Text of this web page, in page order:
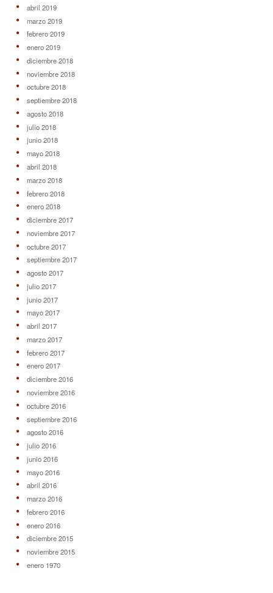
abril 2019
marzo 2019
febrero 2019
enero 2019
diciembre 2018
noviembre 2018
octubre 2018
septiembre 2018
agosto 2018
julio 2018
junio 2018
mayo 2018
abril 2018
marzo 2018
febrero 2018
enero 2018
diciembre 2017
noviembre 2017
octubre 2017
septiembre 2017
agosto 2017
julio 2017
junio 2017
mayo 2017
abril 2017
marzo 2017
febrero 2017
enero 2017
diciembre 2016
noviembre 2016
octubre 2016
septiembre 2016
agosto 2016
julio 2016
junio 2016
mayo 2016
abril 2016
marzo 2016
febrero 2016
enero 2016
diciembre 2015
noviembre 2015
enero 1970